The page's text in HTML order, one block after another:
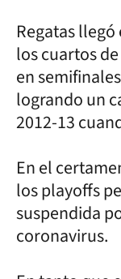
Regatas
los cuartos
en
logrando un
2012-13
En el
los playoffs
suspendida
coronavirus.